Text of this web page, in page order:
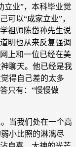
立业”，本科毕业觉
可以“成家立业”，
祖师陈岱孙先生说
明也从来反复强调
上和一位已经在美
聊天。他已经是我
得自己差的太多
只有：“慢慢做
当我们处在一个高
小比照的淋漓尽